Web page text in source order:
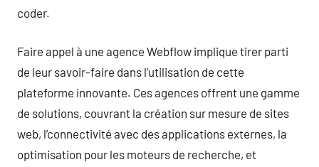
coder.
Faire appel à une agence Webflow implique tirer parti
de leur savoir-faire dans l’utilisation de cette
plateforme innovante. Ces agences offrent une gamme
de solutions, couvrant la création sur mesure de sites
web, l’connectivité avec des applications externes, la
optimisation pour les moteurs de recherche, et